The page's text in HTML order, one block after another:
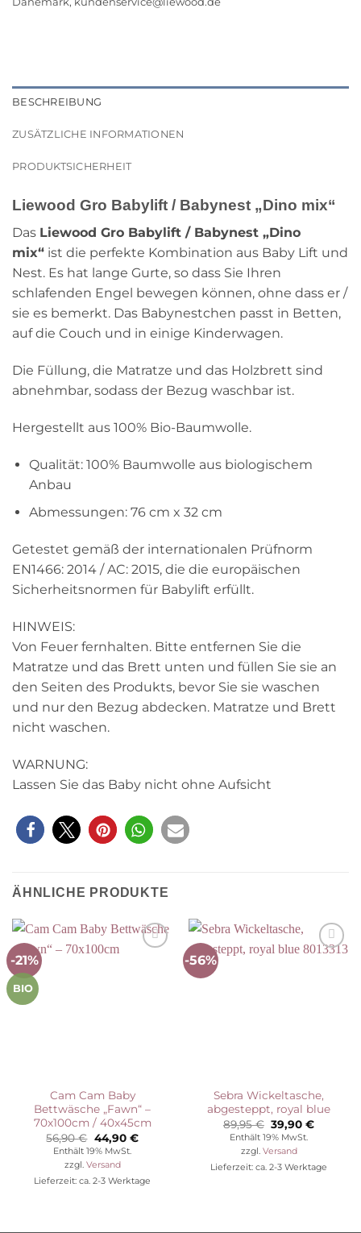
BESCHREIBUNG
ZUSÄTZLICHE INFORMATIONEN
PRODUKTSICHERHEIT
Liewood Gro Babylift / Babynest „Dino mix“
Das Liewood Gro Babylift / Babynest „Dino
mix“ ist die perfekte Kombination aus Baby Lift und
Nest. Es hat lange Gurte, so dass Sie Ihren
schlafenden Engel bewegen können, ohne dass er /
sie es bemerkt. Das Babynestchen passt in Betten,
auf die Couch und in einige Kinderwagen.
Die Füllung, die Matratze und das Holzbrett sind
abnehmbar, sodass der Bezug waschbar ist.
Hergestellt aus 100% Bio-Baumwolle.
Qualität: 100% Baumwolle aus biologischem
Anbau
Abmessungen: 76 cm x 32 cm
Getestet gemäß der internationalen Prüfnorm
EN1466: 2014 / AC: 2015, die die europäischen
Sicherheitsnormen für Babylift erfüllt.
HINWEIS:
Von Feuer fernhalten. Bitte entfernen Sie die
Matratze und das Brett unten und füllen Sie sie an
den Seiten des Produkts, bevor Sie sie waschen
und nur den Bezug abdecken. Matratze und Brett
nicht waschen.
WARNUNG:
Lassen Sie das Baby nicht ohne Aufsicht
ÄHNLICHE PRODUKTE
-21%
BIO
Cam Cam Baby
Bettwäsche „Fawn“ –
70x100cm / 40x45cm
56,90€ Ursprünglicher
Preis
war:
56,90 €
44,90 €Aktueller
Enthält 19% MwSt.
zzgl. Versand
Lieferzeit: ca. 2-3 Werktage
-56%
Sebra Wickeltasche,
abgesteppt, royal blue
89,95€ Ursprünglicher
Preis
war:
89,95 €
39,90€
Enthält 19% MwSt.
zzgl. Versand
Lieferzeit: ca. 2-3 Werktage